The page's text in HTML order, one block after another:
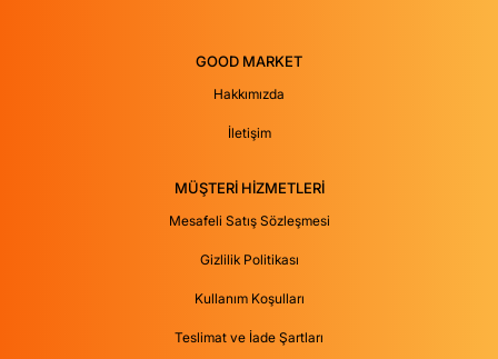
GOOD MARKET
Hakkımızda
İletişim
MÜŞTERİ HİZMETLERİ
Mesafeli Satış Sözleşmesi
Gizlilik Politikası
Kullanım Koşulları
Teslimat ve İade Şartları